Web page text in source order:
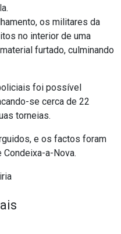
os militares da
no interior de uma
furtado, culminando
foi possível
se cerca de 22
torneias.
e os factos foram
a-Nova.